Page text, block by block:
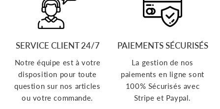
SERVICE CLIENT 24/7
Notre équipe est à votre
disposition pour toute
question sur nos articles
ou votre commande.
PAIEMENTS SÉCURISÉS
La gestion de nos
paiements en ligne sont
100% Sécurisés avec
Stripe et Paypal.